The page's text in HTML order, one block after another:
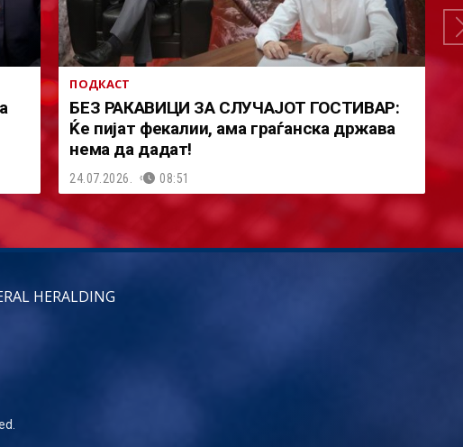
ПОДКАСТ
БЕЗ РАКАВИЦИ ЗА СЛУЧАЈОТ ГОСТИВАР:
Ќе пијат фекалии, ама граѓанска држава
нема да дадат!
24.07.2026. 08:51
HERALDING